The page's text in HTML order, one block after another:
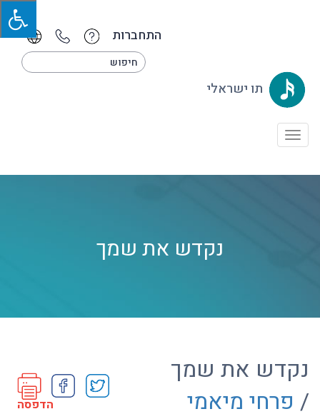
התחברות
תו ישראלי
Toggle
נקדש את שמך
נקדש את שמך
/ פרחי מיאמי הדפסה